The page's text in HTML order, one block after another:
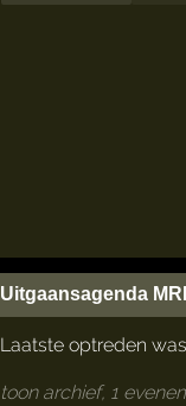
Uitgaansagenda
Laatste optreden
toon archief, 1